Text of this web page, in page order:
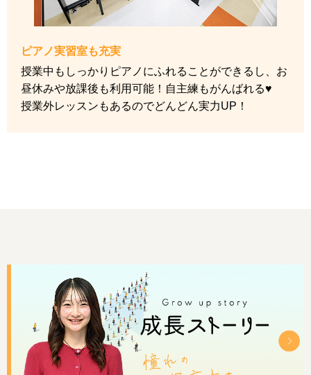
ピアノ実習室も充実
授業中もしっかりピアノにふれることができるし、お
昼休みや放課後も利用可能！自主練もがんばれる♥
授業外レッスンもあるのでどんどん実力UP！